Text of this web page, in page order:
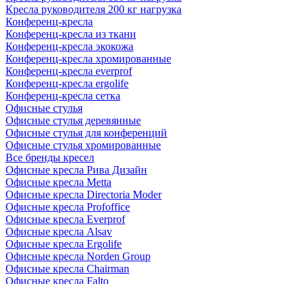
Кресла руководителя 200 кг нагрузка
Конференц-кресла
Конференц-кресла из ткани
Конференц-кресла экокожа
Конференц-кресла хромированные
Конференц-кресла everprof
Конференц-кресла ergolife
Конференц-кресла сетка
Офисные стулья
Офисные стулья деревянные
Офисные стулья для конференций
Офисные стулья хромированные
Все бренды кресел
Офисные кресла Рива Дизайн
Офисные кресла Metta
Офисные кресла Directoria Moder
Офисные кресла Profoffice
Офисные кресла Everprof
Офисные кресла Alsav
Офисные кресла Ergolife
Офисные кресла Norden Group
Офисные кресла Chairman
Офисные кресла Falto